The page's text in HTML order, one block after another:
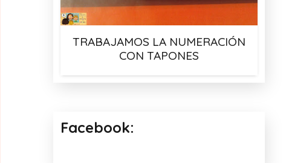
TRABAJAMOS LA NUMERACIÓN
CON TAPONES
Facebook: